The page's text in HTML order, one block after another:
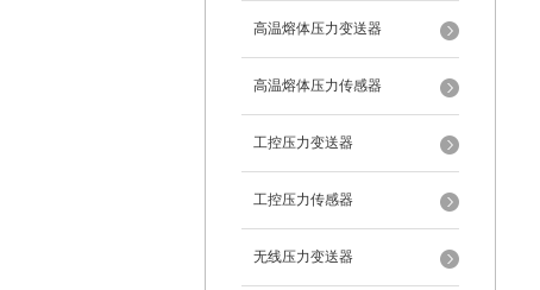
高温熔体压力变送器
高温熔体压力传感器
工控压力变送器
工控压力传感器
无线压力变送器